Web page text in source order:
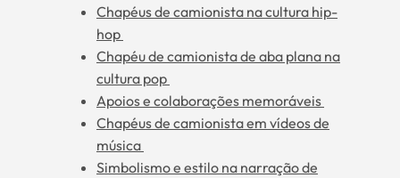
Chapéus de camionista na cultura hip-
hop
Chapéu de camionista de aba plana na
cultura pop
Apoios e colaborações memoráveis
Chapéus de camionista em vídeos de
música
Simbolismo e estilo na narração de